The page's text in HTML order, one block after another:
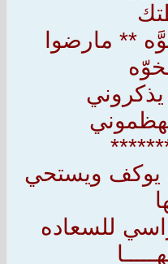
** مارضوا
يوكف ويستحي
للسعاده